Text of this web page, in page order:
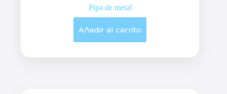
Pipa de metal
Añadir al carrito